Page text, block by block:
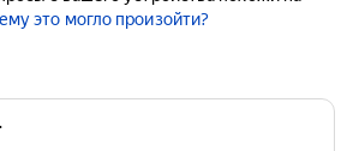
это могло произойти?